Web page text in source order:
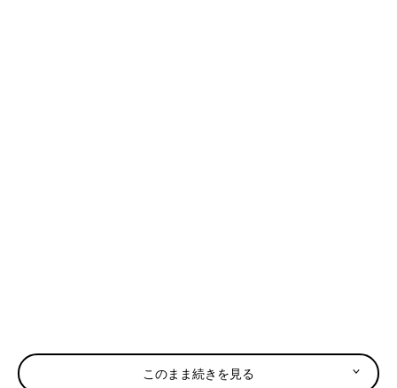
このまま続きを見る